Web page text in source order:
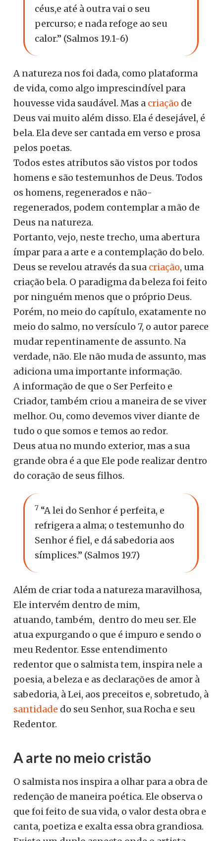
céus,e até à outra vai o seu
percurso; e nada refoge ao seu
calor.” (Salmos 19.1-6)
A natureza nos foi dada, como plataforma
de vida, como algo imprescindível para
houvesse vida saudável. Mas a criação de
Deus vai muito além disso. Ela é desejável, é
bela. Ela deve ser cantada em verso e prosa
pelos poetas.
Todos estes atributos são vistos por todos
homens e são testemunhos de Deus. Todos
os homens, regenerados e não-
regenerados, podem contemplar a mão de
Deus na natureza.
Portanto, vejo, neste trecho, uma abertura
ímpar para a arte e a contemplação do belo.
Deus se revelou através da sua criação, uma
criação bela. O paradigma da beleza foi feito
por ninguém menos que o próprio Deus.
Porém, no meio do capítulo, exatamente no
meio do salmo, no versículo 7, o autor parece
mudar repentinamente de assunto. Na
verdade, não. Ele não muda de assunto, mas
adiciona uma importante informação.
A informação de que o Ser Perfeito e
Criador, também criou a maneira de se viver
melhor. Ou, como devemos viver diante de
tudo o que somos e temos ao redor.
Deus atua no mundo exterior, mas a sua
grande obra é a que Ele pode realizar dentro
do coração de seus filhos.
7 “A lei do Senhor é perfeita, e
refrigera a alma; o testemunho do
Senhor é fiel, e dá sabedoria aos
símplices.” (Salmos 19.7)
Além de criar toda a natureza maravilhosa,
Ele intervém dentro de mim,
atuando, também, dentro do meu ser. Ele
atua expurgando o que é impuro e sendo o
meu Redentor. Esse entendimento
redentor que o salmista tem, inspira nele a
poesia, a beleza e as declarações de amor à
sabedoria, à Lei, aos preceitos e, sobretudo, à
santidade do seu Senhor, sua Rocha e seu
Redentor.
A arte no meio cristão
O salmista nos inspira a olhar para a obra de
redenção de maneira poética. Ele observa o
que foi feito de sua vida, o valor desta obra e
canta, poetiza e exalta essa obra grandiosa.